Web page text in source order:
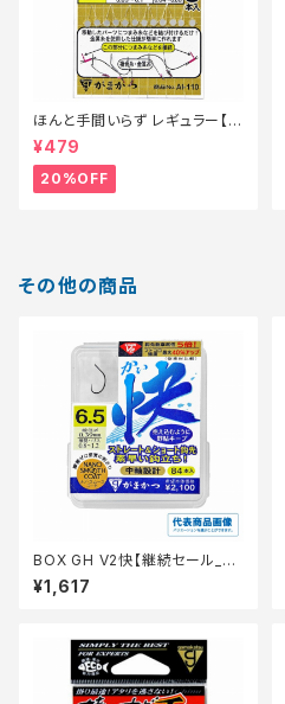
ほんと手間いらず レギュラー【特
価仕掛】【20】
¥479
20%OFF
その他の商品
BOX GH V2快【継続セール_仕
掛】
¥1,617